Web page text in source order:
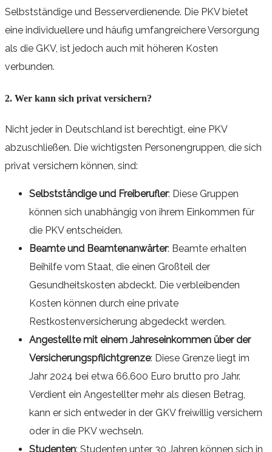
Selbstständige und Besserverdienende. Die PKV bietet
eine individuellere und häufig umfangreichere Versorgung
als die GKV, ist jedoch auch mit höheren Kosten
verbunden.
2. Wer kann sich privat versichern?
Nicht jeder in Deutschland ist berechtigt, eine PKV
abzuschließen. Die wichtigsten Personengruppen, die sich
privat versichern können, sind:
Selbstständige und Freiberufler: Diese Gruppen
können sich unabhängig von ihrem Einkommen für
die PKV entscheiden.
Beamte und Beamtenanwärter: Beamte erhalten
Beihilfe vom Staat, die einen Großteil der
Gesundheitskosten abdeckt. Die verbleibenden
Kosten können durch eine private
Restkostenversicherung abgedeckt werden.
Angestellte mit einem Jahreseinkommen über der
Versicherungspflichtgrenze: Diese Grenze liegt im
Jahr 2024 bei etwa 66.600 Euro brutto pro Jahr.
Verdient ein Angestellter mehr als diesen Betrag,
kann er sich entweder in der GKV freiwillig versichern
oder in die PKV wechseln.
Studenten: Studenten unter 30 Jahren können sich in